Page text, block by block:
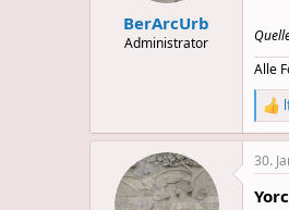
BerArcUrb
Administrator
Alle
R
e
a
c
i
30.